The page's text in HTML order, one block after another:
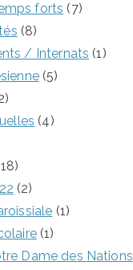
forts (7)
(8)
/ Internats (1)
(5)
(4)
(2)
(1)
(1)
Dame des Nations